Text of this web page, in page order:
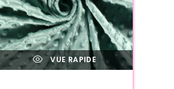
VUE RAPIDE